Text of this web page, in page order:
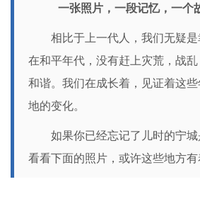
一张照片，一段记忆，一个
相比于上一代人，我们无疑
在和平年代，没有赶上灾荒，战乱
和谐。我们在成长着，见证着这
地的变化。
如果你已经忘记了儿时的宁
看看下面的照片，或许这些地方